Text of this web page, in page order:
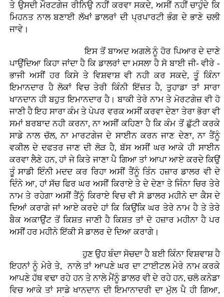
ਤੇ ਉਸਦੀ ਮੌਰਟਗੇਜ ਰੀਨਿਉ ਨਹੀਂ ਕਰਵਾ ਸਕਦੇ, ਅਸੀਂ ਨਹੀਂ ਚਾਹੁੰਦੇ ਕਿ
ਮਿਹਨਤ ਨਾਲ ਬਣਾਈ ਲੱਖਾਂ ਡਾਲਰਾਂ ਦੀ ਪ੍ਰਪਾਰਟੀ ਭੰਗ ਦੇ ਭਾਣੇ ਚਲੀ
ਜਾਵੇ।
ਇਸ ਤੋਂ ਬਾਅਦ ਅਗਲੇ ਨੂੰ ਹੋਰ ਪਿਆਰ ਦੇ ਦਾਣੇ
ਪਾਉਂਦਿਆ ਕਿਹਾ ਜਾਂਦਾ ਹੈ ਕਿ ਡਾਲਰਾਂ ਦਾ ਮਸਲਾ ਹੈ ਸੋ ਬਾਈ ਜੀ- ਵੀਰੇ -
ਭਾਜੀ ਅਸੀਂ ਹਰ ਕਿਸੇ ਤੇ ਵਿਸ਼ਵਾਸ਼ ਵੀ ਨਹੀ ਕਰ ਸਕਦੇ, ਤੂੰ ਕਿੰਨਾ
ਇਮਾਨਦਾਰ ਹੈ ਲੋਕਾਂ ਵਿਚ ਤੇਰੀ ਕਿੰਨੀ ਇੱਜ਼ਤ ਹੈ, ਤੁਹਾਡਾ ਤਾਂ ਸਾਰਾ
ਖਾਨਦਾਨ ਹੀ ਬਹੁਤ ਇਮਾਨਦਾਰ ਹੈ। ਬਾਕੀ ਤੇਰੇ ਨਾਮ ਤੇ ਮੋਰਟਗੇਜ਼ ਵੀ ਹੋ
ਜਾਣੀ ਹੈ ਇਹ ਸਾਰਾ ਕੰਮ ਤੇ ਪੇਪਰ ਵਰਕ ਅਸੀਂ ਕਰਵਾ ਦੇਣਾ ਤੇਰਾ ਭੋਰਾ ਵੀ
ਸਮਾਂ ਬਰਬਾਦ ਨਹੀ ਕਰਨਾ, ਨਾ ਅਸੀਂ ਕਹਿਣਾ ਹੈ ਕਿ ਕੰਮ ਤੋਂ ਛੁੱਟੀ ਕਰਕੇ
ਸਾਡੇ ਨਾਲ ਚੱਲ, ਨਾ ਮਾਰਟਗੇਜ ਦੇ ਸਾਈਨ ਕਰਨ ਜਾਣ ਦੇਣਾ, ਨਾ ਤੈਂਨੂੰ
ਵਕੀਲ ਦੇ ਦਫਤਰ ਜਾਣ ਦੀ ਲੋੜ ਹੈ, ਬੱਸ ਅਸੀਂ ਘਰ ਆਕੇ ਹੀ ਸਾਈਨ
ਕਰਵਾ ਲੈਣੇ ਹਨ, ਹਾਂ ਜੇ ਕਿਤੇ ਜਾਣਾ ਪੈ ਗਿਆ ਤਾਂ ਆਪਾ ਆਏ ਕਰਦੇ ਕਿਉਂ
ਤੂੰ ਸਾਡੀ ਇੰਨੀ ਮਦਦ ਕਰ ਰਿਹਾ ਅਸੀਂ ਤੈਂਨੂੰ ਤਿੰਨ ਹਜ਼ਾਰ ਡਾਲਰ ਵੀ ਦੇ
ਦਿੰਨੇ ਆ, ਹਾਂ ਸੱਚ ਫਿਰ ਘਰ ਅਸੀਂ ਕਿਰਾਏ ਤੇ ਦੇ ਦੇਣਾ ਤੇ ਜਿੰਨਾ ਚਿਰ ਤੇਰੇ
ਨਾਮ ਤੇ ਰਹੇਗਾ ਅਸੀਂ ਤੈਂਨੂੰ ਕਿਰਾਏ ਵਿਚ ਵੀ ਸੋ ਡਾਲਰ ਮਹੀਨੇ ਦਾ ਕੈਸ ਦੇ
ਦਿਆਂ ਕਰਾਗੇ ਜਾਂ ਆਏ ਕਰਦੇ ਹਾਂ ਕਿ ਕਿਉਂਕਿ ਘਰ ਤੇਰੇ ਨਾਮ ਹੈ ਤੇ ਤੇਰੇ
ਬੈਕ ਅਕਾਉਂਟ ਤੋਂ ਕਿਸ਼ਤ ਜਾਣੀ ਹੈ ਕਿਸ਼ਤ ਤਾਂ ਦੋ ਹਜ਼ਾਰ ਮਹੀਨਾ ਹੈ ਪਰ
ਅਸੀਂ ਹਰ ਮਹੀਨੇ ਇੱਕੀ ਸੋ ਡਾਲਰ ਦੇ ਦਿਆ ਕਰਾਗੇ।
ਹੁਣ ਉਹ ਬੰਦਾ ਸੋਚਦਾ ਹੈ ਬਈ ਕਿੰਨਾ ਵਿਸ਼ਵਾਸ਼ ਹੈ
ਇਹਨਾਂ ਨੂੰ ਮੇਰੇ ਤੇ, ਨਾਲੇ ਤਾਂ ਆਪਣੇ ਘਰ ਦਾ ਟਾਈਟਲ ਮੇਰੇ ਨਾਮ ਕਰਕੇ
ਆਪਣੇ ਹੱਥ ਵਢਾ ਰਹੇ ਹਨ ਤੇ ਨਾਲੇ ਮੈਂਨੂੰ ਡਾਲਰ ਵੀ ਦੇ ਰਹੇ ਹਨ, ਚਲੋ ਕਨੇਡਾ
ਵਿਚ ਆਕੇ ਤਾਂ ਸਾਡੇ ਖਾਨਦਾਨ ਦੀ ਇਮਾਨਾਦਰੀ ਦਾ ਮੁੱਲ ਪੈ ਹੀ ਗਿਆ,